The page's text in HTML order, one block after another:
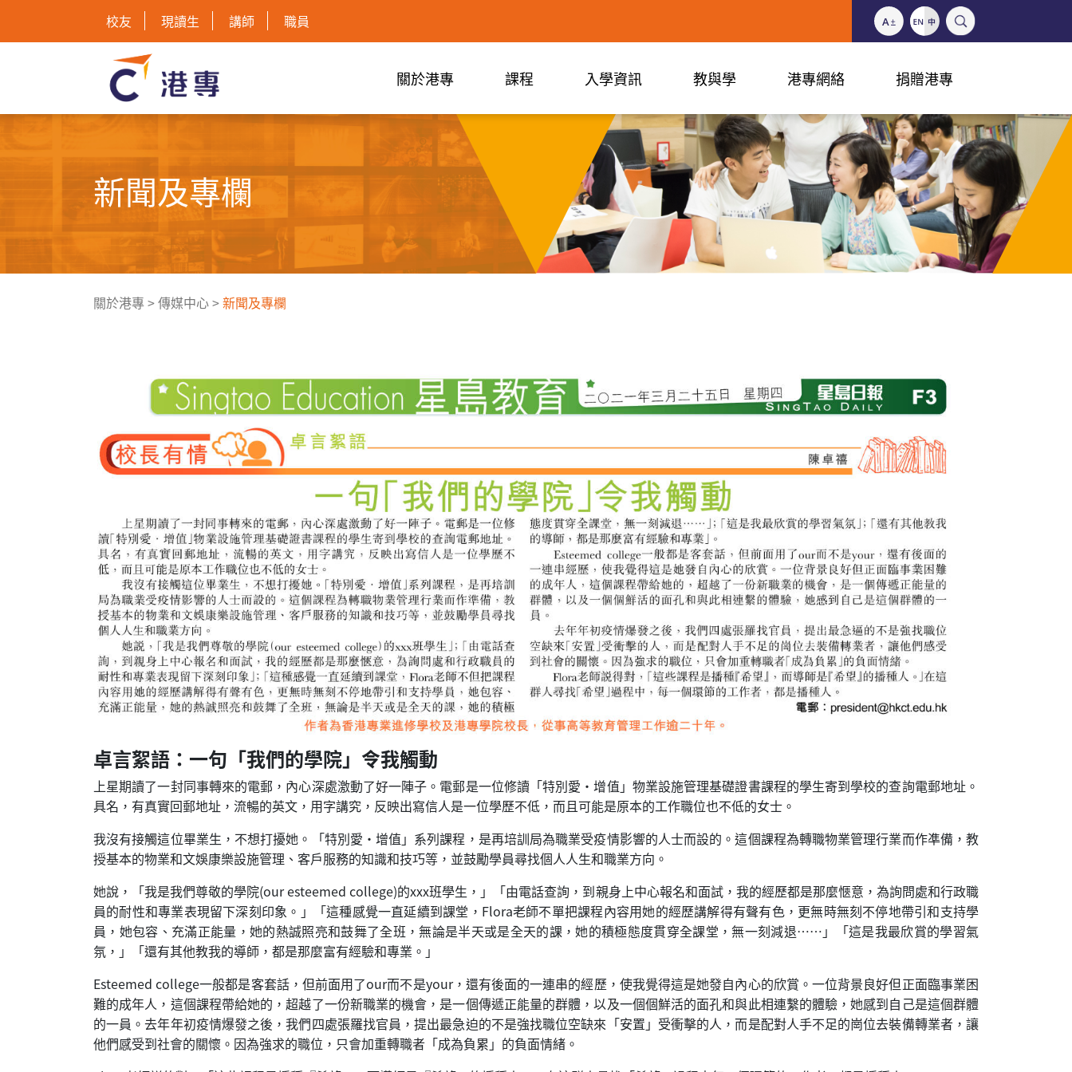
校友 現讀生 講師 職員
關於港專 課程 入學資訊 教與學 港專網絡 捐贈港專
新聞及專欄
關於港專>傳媒中心>新聞及專欄
卓言絮語：一句「我們的學院」令我觸動
上星期讀了一封同事轉來的電郵，內心深處激動了好一陣子。電郵是一位修讀「特別愛·增值」物業設施管理基礎證書課程的學生寄到學校的查詢電郵地址。
具名，有真實回郵地址，流暢的英文，用字講究，反映出寫信人是一位學歷不低，而且可能是原本的工作職位也不低的女士。
我沒有接觸這位畢業生，不想打擾她。「特別愛·增值」系列課程，是再培訓局為職業受疫情影響的人士而設的。這個課程為轉職物業管理行業而作凖備，教
授基本的物業和文娛康樂設施管理、客戶服務的知識和技巧等，並鼓勵學員尋找個人人生和職業方向。
她說，「我是我們尊敬的學院(our esteemed college)的xxx班學生，」「由電話查詢，到親身上中心報名和面試，我的經歷都是那麼愜意，為詢問處和行政職
員的耐性和專業表現留下深刻印象。」「這種感覺一直延續到課堂，Flora老師不單把課程內容用她的經歷講解得有聲有色，更無時無刻不停地帶引和支持學
員，她包容、充滿正能量，她的熱誠照亮和鼓舞了全班，無論是半天或是全天的課，她的積極態度貫穿全課堂，無一刻減退⋯⋯」「這是我最欣賞的學習氣
氛，」「還有其他教我的導師，都是那麼富有經驗和專業。」
Esteemed college一般都是客套話，但前面用了our而不是your，還有後面的一連串的經歷，使我覺得這是她發自內心的欣賞。一位背景良好但正面臨事業困
難的成年人，這個課程帶給她的，超越了一份新職業的機會，是一個傳遞正能量的群體，以及一個個鮮活的面孔和與此相連繫的體驗，她感到自己是這個群體
的一員。去年年初疫情爆發之後，我們四處張羅找官員，提出最急迫的不是強找職位空缺來「安置」受衝擊的人，而是配對人手不足的崗位去裝備轉業者，讓
他們感受到社會的關懷。因為強求的職位，只會加重轉職者「成為負累」的負面情緒。